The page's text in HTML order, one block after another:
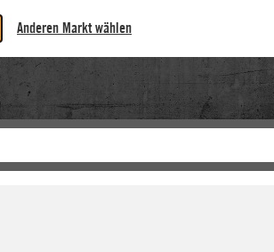
Anderen Markt wählen